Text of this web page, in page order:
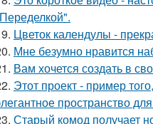
Цветок календулы -
Мне безумно нравится
Вам хочется создать в
Этот проект - пример
пространство
Старый комод получает